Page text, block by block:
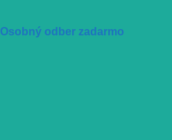
Osobný odber zadarmo